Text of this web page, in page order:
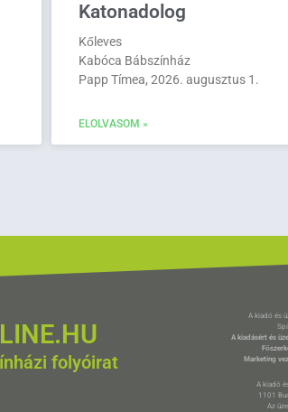
Katonadolog
Kőleves
Kabóca Bábszínház
Papp Tímea, 2026. augusztus 1.
ELOLVASOM »
folyóirat
A kiadó és
A kiadásért és
Marketing
A kiadó
1101
Az